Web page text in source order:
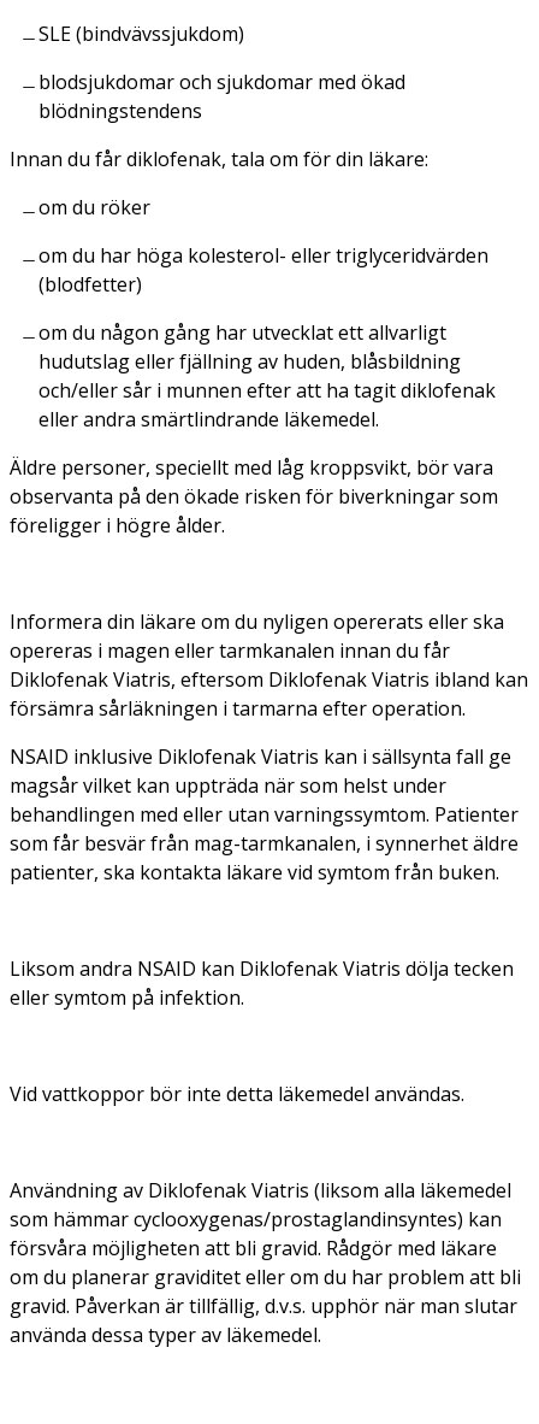
SLE (bindvävssjukdom)
blodsjukdomar och sjukdomar med ökad
blödningstendens
Innan du får diklofenak, tala om för din läkare:
om du röker
om du har höga kolesterol- eller triglyceridvärden
(blodfetter)
om du någon gång har utvecklat ett allvarligt
hudutslag eller fjällning av huden, blåsbildning
och/eller sår i munnen efter att ha tagit diklofenak
eller andra smärtlindrande läkemedel.
Äldre personer, speciellt med låg kroppsvikt, bör vara
observanta på den ökade risken för biverkningar som
föreligger i högre ålder.
Informera din läkare om du nyligen opererats eller ska
opereras i magen eller tarmkanalen innan du får
Diklofenak Viatris, eftersom Diklofenak Viatris ibland kan
försämra sårläkningen i tarmarna efter operation.
NSAID inklusive Diklofenak Viatris kan i sällsynta fall ge
magsår vilket kan uppträda när som helst under
behandlingen med eller utan varningssymtom. Patienter
som får besvär från mag-tarmkanalen, i synnerhet äldre
patienter, ska kontakta läkare vid symtom från buken.
Liksom andra NSAID kan Diklofenak Viatris dölja tecken
eller symtom på infektion.
Vid vattkoppor bör inte detta läkemedel användas.
Användning av Diklofenak Viatris (liksom alla läkemedel
som hämmar cyclooxygenas/prostaglandinsyntes) kan
försvåra möjligheten att bli gravid. Rådgör med läkare
om du planerar graviditet eller om du har problem att bli
gravid. Påverkan är tillfällig, d.v.s. upphör när man slutar
använda dessa typer av läkemedel.